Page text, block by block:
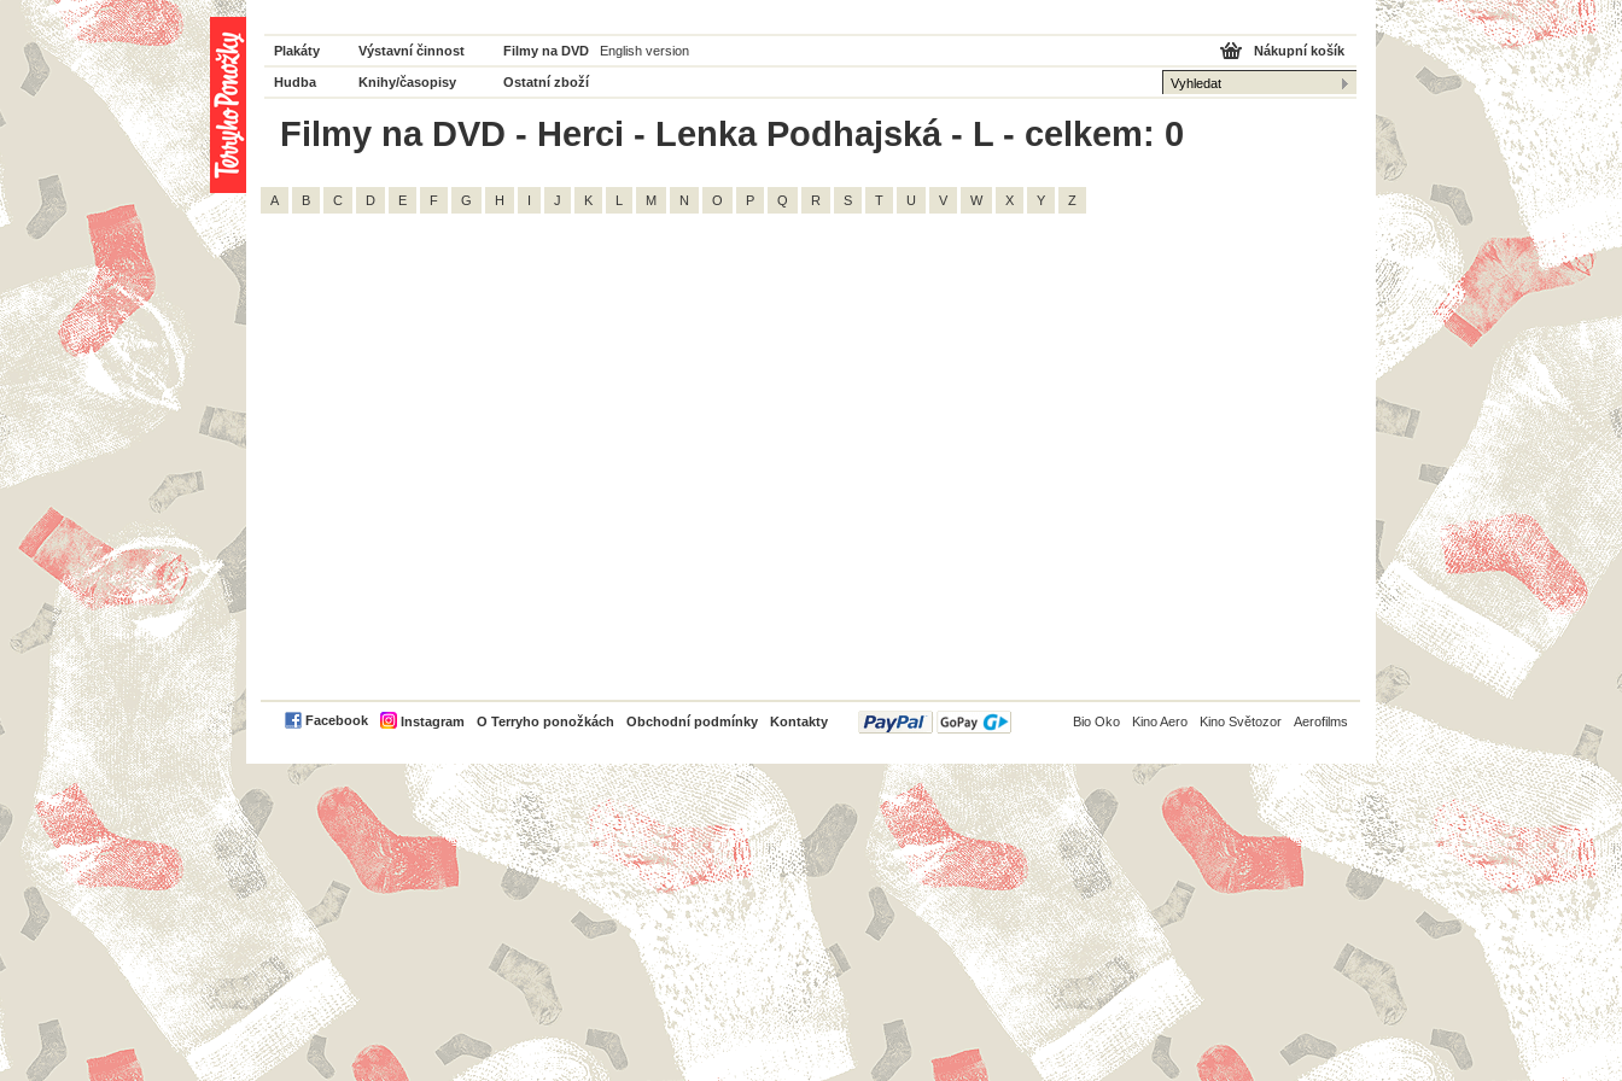
Plakáty Výstavní činnost Filmy na DVD English version
Hudba Knihy/časopisy Ostatní zboží
Nákupní košík
Filmy na DVD - Herci - Lenka Podhajská - L - celkem: 0
A B C D E F G H I J K L M N O P Q R S T U V W X Y Z
Facebook Instagram O Terryho ponožkách Obchodní podmínky Kontakty
PayPal Bio Oko Kino Aero Kino Světozor Aerofilms